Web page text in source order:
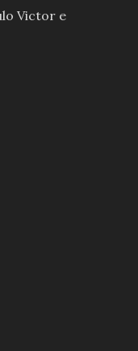
Victor e